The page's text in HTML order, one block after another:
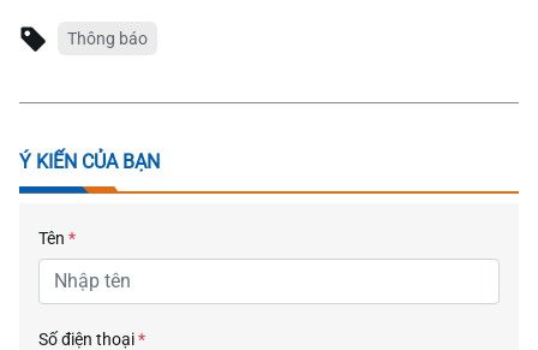
Thông báo
Ý KIẾN CỦA BẠN
Tên *
Số điện thoại*